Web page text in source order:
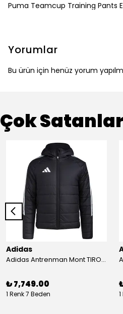
Puma Teamcup Training Pants
Yorumlar
Bu ürün için henüz yorum
Çok
Adidas
Adidas Antrenman Mont TIRO24 WINT JKT IJ7388
₺ 7,749.00
1 Renk 7 Beden